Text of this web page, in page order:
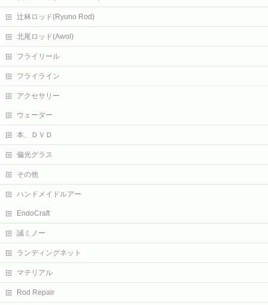
辻林ロッド(Ryuno Rod)
北尾ロッド(Awol)
フライリール
フライライン
アクセサリー
ウェーダー
本、ＤＶＤ
偏光グラス
その他
ハンドメイドルアー
EndoCraft
誠ミノー
ランディングネット
マテリアル
Rod Repair